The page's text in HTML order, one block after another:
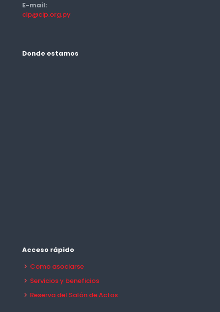
E-mail:
cip@cip.org.py
Donde estamos
Acceso rápido
Como asociarse
Servicios y beneficios
Reserva del Salón de Actos